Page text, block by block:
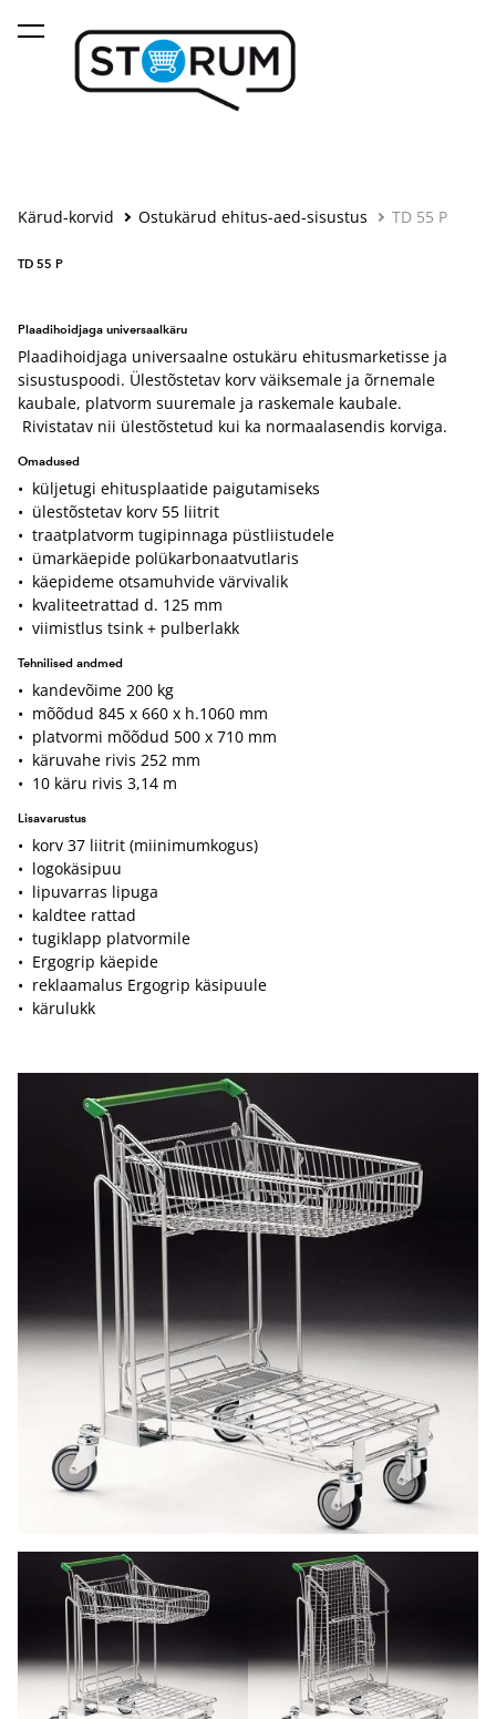
lisati ostukorvi. Vaata ostukorvi
Kärud-korvid Ostukärud ehitus-aed-sisustus TD 55 P
TD 55 P
Plaadihoidjaga universaalkäru
Plaadihoidjaga universaalne ostukäru ehitusmarketisse ja
sisustuspoodi. Ülestõstetav korv väiksemale ja õrnemale
kaubale, platvorm suuremale ja raskemale kaubale.
Rivistatav nii ülestõstetud kui ka normaalasendis korviga.
Omadused
• küljetugi ehitusplaatide paigutamiseks
• ülestõstetav korv 55 liitrit
• traatplatvorm tugipinnaga püstliistudele
• ümarkäepide polükarbonaatvutlaris
• käepideme otsamuhvide värvivalik
• kvaliteetrattad d. 125 mm
• viimistlus tsink + pulberlakk
Tehnilised andmed
• kandevõime 200 kg
• mõõdud 845 x 660 x h.1060 mm
• platvormi mõõdud 500 x 710 mm
• käruvahe rivis 252 mm
• 10 käru rivis 3,14 m
Lisavarustus
• korv 37 liitrit (miinimumkogus)
• logokäsipuu
• lipuvarras lipuga
• kaldtee rattad
• tugiklapp platvormile
• Ergogrip käepide
• reklaamalus Ergogrip käsipuule
• kärulukk